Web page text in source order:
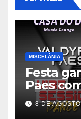
MISCELÂNIA
Festa
Paes
Dance”
8 DE